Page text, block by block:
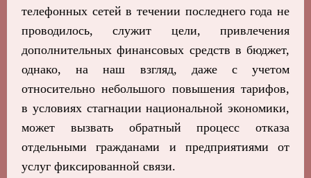
телефонных сетей в течении последнего года не
проводилось, служит цели, привлечения
дополнительных финансовых средств в бюджет,
однако, на наш взгляд, даже с учетом
относительно небольшого повышения тарифов,
в условиях стагнации национальной экономики,
может вызвать обратный процесс отказа
отдельными гражданами и предприятиями от
услуг фиксированной связи.